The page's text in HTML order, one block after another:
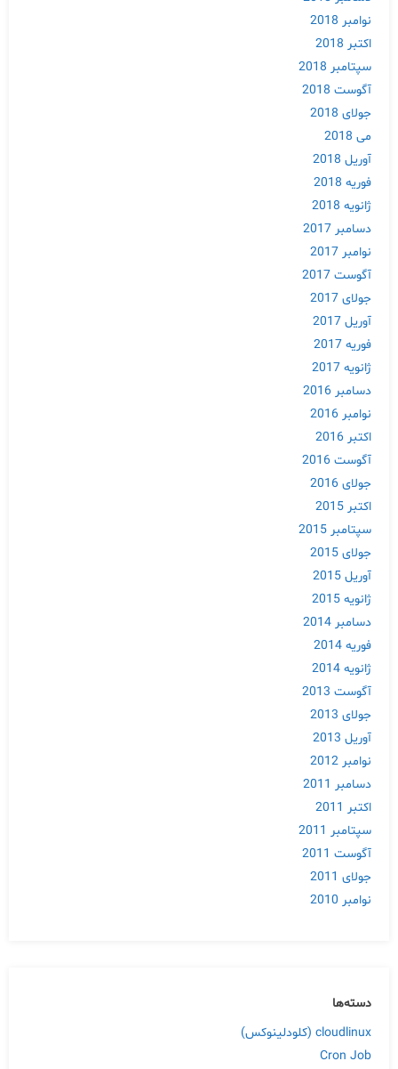
نوامبر 2018
اکتبر 2018
سپتامبر 2018
آگوست 2018
جولای 2018
می 2018
آوریل 2018
فوریه 2018
ژانویه 2018
دسامبر 2017
نوامبر 2017
آگوست 2017
جولای 2017
آوریل 2017
فوریه 2017
ژانویه 2017
دسامبر 2016
نوامبر 2016
اکتبر 2016
آگوست 2016
جولای 2016
اکتبر 2015
سپتامبر 2015
جولای 2015
آوریل 2015
ژانویه 2015
دسامبر 2014
فوریه 2014
ژانویه 2014
آگوست 2013
جولای 2013
آوریل 2013
نوامبر 2012
دسامبر 2011
اکتبر 2011
سپتامبر 2011
آگوست 2011
جولای 2011
نوامبر 2010
دسته‌ها
cloudlinux (کلودلینوکس)
Cron Job